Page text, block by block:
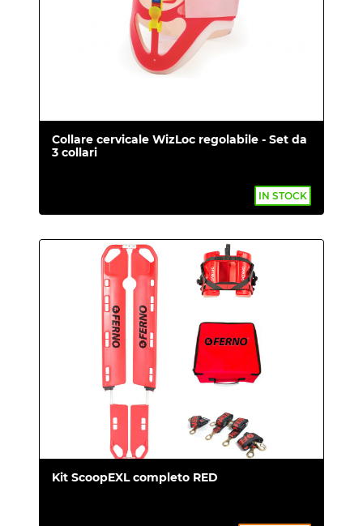
Collare cervicale WizLoc regolabile - Set da
3 collari
IN STOCK
Kit ScoopEXL completo RED